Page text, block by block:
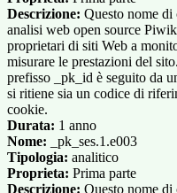
Descrizione: Questo nome di
analisi web open source
proprietari di siti Web a
misurare le prestazioni del
prefisso _pk_id è seguito da
si ritiene sia un codice di
cookie.
Durata: 1 anno
Nome: _pk_ses.1.e003
Tipologia: analitico
Proprieta: Prima parte
Descrizione: Questo nome di